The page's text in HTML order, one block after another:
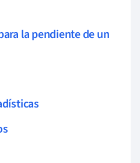
la pendiente de un